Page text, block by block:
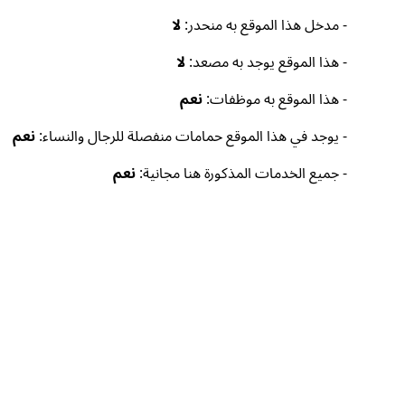
- مدخل هذا الموقع به منحدر:لا
- هذا الموقع يوجد به مصعد:لا
- هذا الموقع به موظفات:نعم
- يوجد في هذا الموقع حمامات منفصلة للرجال والنساء:نعم
- جميع الخدمات المذكورة هنا مجانية:نعم